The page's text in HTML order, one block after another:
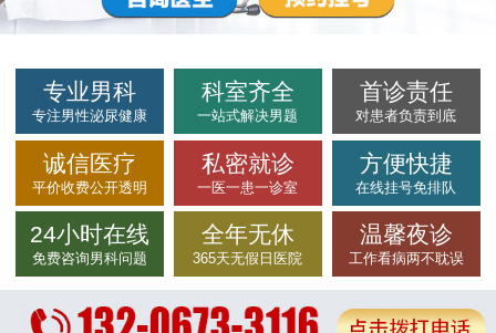
专业男科
专注男性泌尿健康
科室齐全
一站式解决男题
首诊责任
对患者负责到底
诚信医疗
平价收费公开透明
私密就诊
一医一患一诊室
方便快捷
在线挂号免排队
24小时在线
免费咨询男科问题
全年无休
365天无假日医院
温馨夜诊
工作看病两不耽误